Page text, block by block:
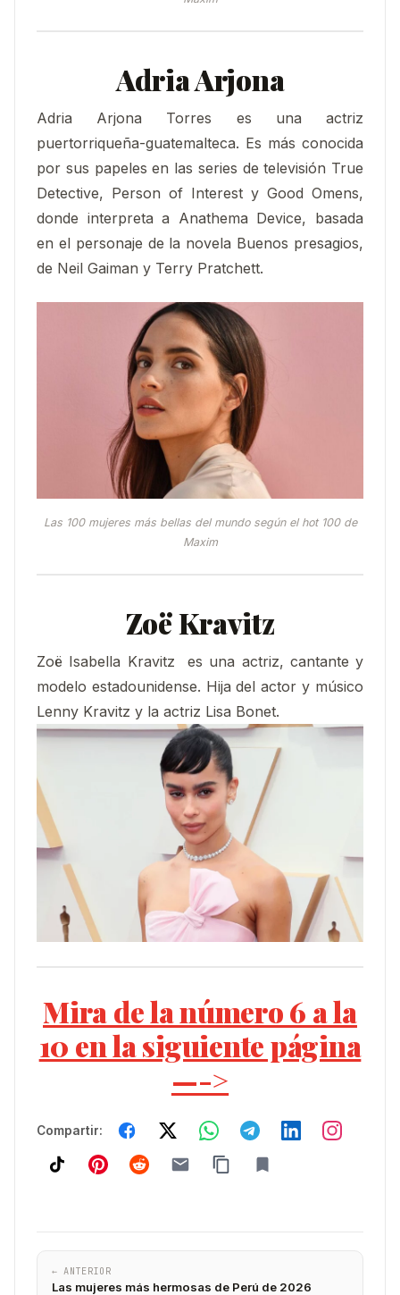
Adria Arjona
Adria Arjona Torres es una actriz
puertorriqueña-guatemalteca. Es más conocida
por sus papeles en las series de televisión True
Detective, Person of Interest y Good Omens,
donde interpreta a Anathema Device, basada
en el personaje de la novela Buenos presagios,
de Neil Gaiman y Terry Pratchett.
Las 100 mujeres más bellas del mundo según el hot 100 de
Maxim
Zoë Kravitz
Zoë Isabella Kravitz ​ es una actriz, cantante y
modelo estadounidense.​​ Hija del actor y músico
Lenny Kravitz y la actriz Lisa Bonet.
Mira de la número 6 a la
10 en la siguiente página
—->
Compartir:
← ANTERIOR
Las mujeres más hermosas de Perú de 2026